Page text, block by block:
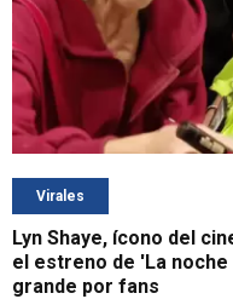
Virales
Lyn Shaye, ícono del
el estreno de 'La
grande por fans